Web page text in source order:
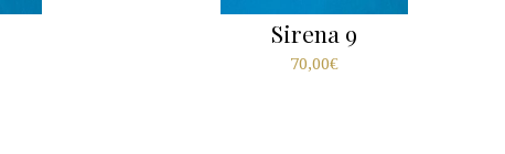
Sirena 9
70,00€